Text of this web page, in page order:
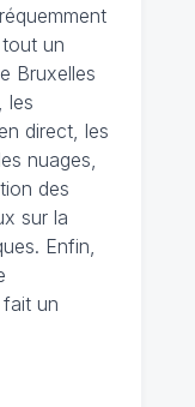
un
Bruxelles
les
direct, les
nuages,
des
sur la
Enfin,
un